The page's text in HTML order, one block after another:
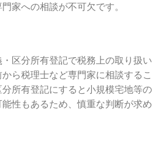
家への相談が不可欠です。
区分所有登記で税務上の取り扱い
ら税理士など専門家に相談するこ
所有登記にすると小規模宅地等の
性もあるため、慎重な判断が求め